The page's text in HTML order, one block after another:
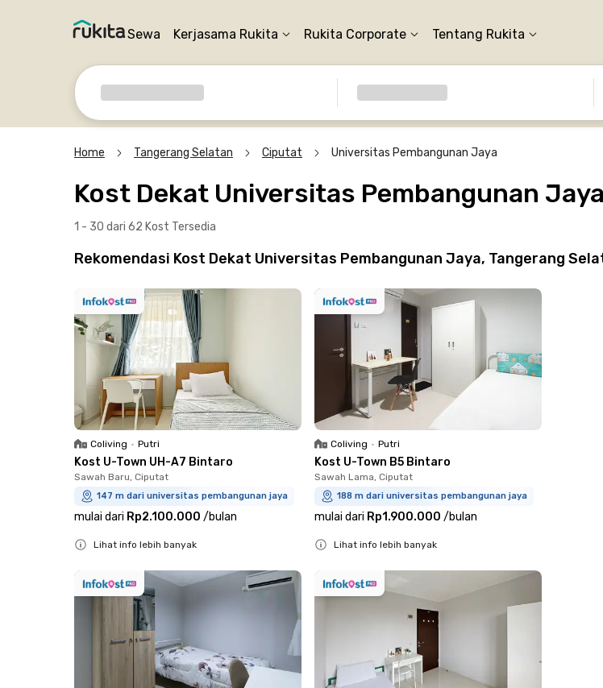
Sewa Kerjasama Rukita Rukita Corporate Tentang Rukita
Home Tangerang Selatan Ciputat Universitas Pembangunan Jaya
Kost Dekat Universitas Pembangunan Jaya
1 - 30 dari 62 Kost Tersedia
Rekomendasi Kost Dekat Universitas Pembangunan Jaya, Tangerang
Coliving • Putri
Kost U-Town UH-A7 Bintaro
Sawah Baru, Ciputat
147 m dari universitas pembangunan jaya
mulai dari Rp2.100.000 /bulan
Lihat info lebih banyak
Coliving • Putri
Kost U-Town B5 Bintaro
Sawah Lama, Ciputat
188 m dari universitas pembangunan jaya
mulai dari Rp1.900.000 /bulan
Lihat info lebih banyak